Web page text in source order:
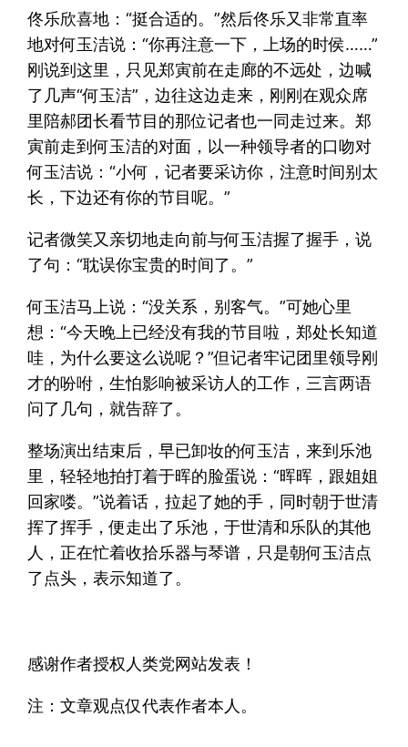
佟乐欣喜地：“挺合适的。”然后佟乐又非常直率
地对何玉洁说：“你再注意一下，上场的时侯……”
刚说到这里，只见郑寅前在走廊的不远处，边喊
了几声“何玉洁”，边往这边走来，刚刚在观众席
里陪郝团长看节目的那位记者也一同走过来。郑
寅前走到何玉洁的对面，以一种领导者的口吻对
何玉洁说：“小何，记者要采访你，注意时间别太
长，下边还有你的节目呢。”
记者微笑又亲切地走向前与何玉洁握了握手，说
了句：“耽误你宝贵的时间了。”
何玉洁马上说：“没关系，别客气。”可她心里
想：“今天晚上已经没有我的节目啦，郑处长知道
哇，为什么要这么说呢？”但记者牢记团里领导刚
才的吩咐，生怕影响被采访人的工作，三言两语
问了几句，就告辞了。
整场演出结束后，早已卸妆的何玉洁，来到乐池
里，轻轻地拍打着于晖的脸蛋说：“晖晖，跟姐姐
回家喽。”说着话，拉起了她的手，同时朝于世清
挥了挥手，便走出了乐池，于世清和乐队的其他
人，正在忙着收拾乐器与琴谱，只是朝何玉洁点
了点头，表示知道了。
感谢作者授权人类党网站发表！
注：文章观点仅代表作者本人。